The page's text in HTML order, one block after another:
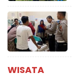
WISATA